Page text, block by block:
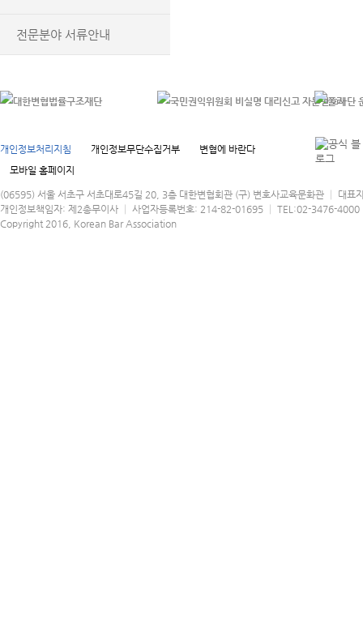
전문분야 서류안내
개인정보처리지침 개인정보무단수집거부
변협에 바란다
모바일 홈페이지
(06595) 서울 서초구 서초대로45길 20, 3층 대한변협회관 (구) 변호사교육문화관 │ 대표
개인정보책임자: 제2총무이사 │ 사업자등록번호: 214-82-01695 │ TEL:02-3476-
Copyright 2016, Korean Bar Association